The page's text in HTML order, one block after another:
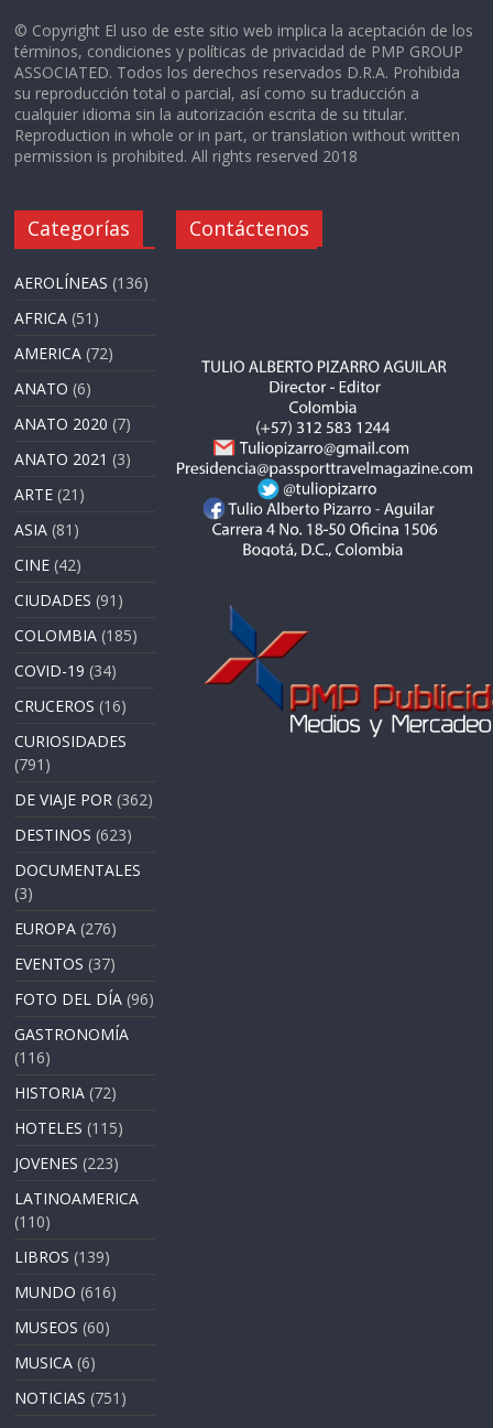
© Copyright El uso de este sitio web implica la aceptación de los
términos, condiciones y políticas de privacidad de PMP GROUP
ASSOCIATED. Todos los derechos reservados D.R.A. Prohibida
su reproducción total o parcial, así como su traducción a
cualquier idioma sin la autorización escrita de su titular.
Reproduction in whole or in part, or translation without written
permission is prohibited. All rights reserved 2018
Categorías
AEROLÍNEAS (136)
AFRICA (51)
AMERICA (72)
ANATO (6)
ANATO 2020 (7)
ANATO 2021 (3)
ARTE (21)
ASIA (81)
CINE (42)
CIUDADES (91)
COLOMBIA (185)
COVID-19 (34)
CRUCEROS (16)
CURIOSIDADES
(791)
DE VIAJE POR (362)
DESTINOS (623)
DOCUMENTALES
(3)
EUROPA (276)
EVENTOS (37)
FOTO DEL DÍA (96)
GASTRONOMÍA
(116)
HISTORIA (72)
HOTELES (115)
JOVENES (223)
LATINOAMERICA
(110)
LIBROS (139)
MUNDO (616)
MUSEOS (60)
MUSICA (6)
NOTICIAS (751)
Contáctenos